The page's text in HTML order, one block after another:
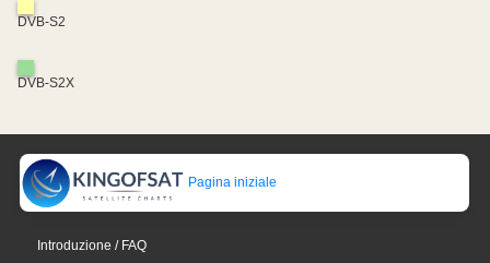
DVB-S2
DVB-S2X
Pagina iniziale
Introduzione / FAQ